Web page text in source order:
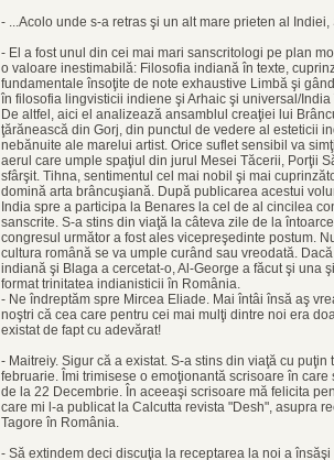
- ...Acolo unde s-a retras şi un alt mare prieten al Indiei,
- El a fost unul din cei mai mari sanscritologi pe plan
o valoare inestimabilă: Filosofia indiană în texte,
fundamentale însoţite de note exhaustive Limbă şi
în filosofia lingvisticii indiene şi Arhaic şi universal/
De altfel, aici el analizează ansamblul creaţiei lui
ţărănească din Gorj, din punctul de vedere al esteticii
nebănuite ale marelui artist. Orice suflet sensibil va
aerul care umple spaţiul din jurul Mesei Tăcerii, Porţii
sfârşit. Tihna, sentimentul cel mai nobil şi mai
domină arta brâncuşiană. După publicarea acestui
India spre a participa la Benares la cel de al cincilea
sanscrite. S-a stins din viaţă la câteva zile de la
congresul următor a fost ales vicepreşedinte postum.
cultura română se va umple curând sau vreodată.
indiană şi Blaga a cercetat-o, Al-George a făcut şi una
format trinitatea indianisticii în România.
- Ne îndreptăm spre Mircea Eliade. Mai întâi însă aş
noştri că cea care pentru cei mai mulţi dintre noi era
existat de fapt cu adevărat!
- Maitreiy. Sigur că a existat. S-a stins din viaţă cu
februarie. Îmi trimisese o emoţionantă scrisoare în
de la 22 Decembrie. În aceeaşi scrisoare mă felicita
care mi l-a publicat la Calcutta revista "Desh", asupra
Tagore în România.
- Să extindem deci discuţia la receptarea la noi a